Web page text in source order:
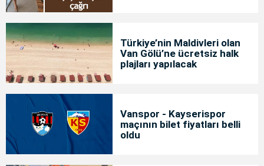
Türkiye’nin Maldivleri olan
Van Gölü’ne ücretsiz halk
plajları yapılacak
Vanspor - Kayserispor
maçının bilet fiyatları belli
oldu